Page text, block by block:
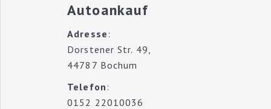
Autoankauf
Adresse:
Dorstener Str. 49,
44787 Bochum
Telefon:
0152 22010036